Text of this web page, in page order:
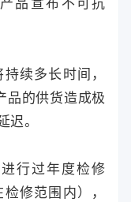
品宣布不可抗
续多长时间，
品的供货造成极
迟。
行过年度检修
修范围内），